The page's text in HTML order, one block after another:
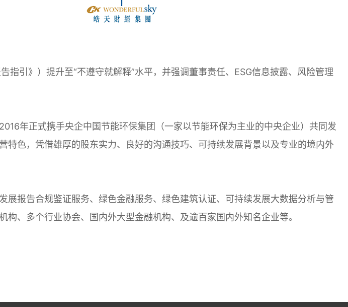
引》）提升至“不遵守就解释”水平，并强调董事责任、ESG信息披露、风险管理
年正式携手央企中国节能环保集团（一家以节能环保为主业的中央企业）共同发
色，凭借雄厚的股东实力、良好的沟通技巧、可持续发展背景以及专业的境内外
报告合规鉴证服务、绿色金融服务、绿色建筑认证、可持续发展大数据分析与管
、多个行业协会、国内外大型金融机构、及逾百家国内外知名企业等。